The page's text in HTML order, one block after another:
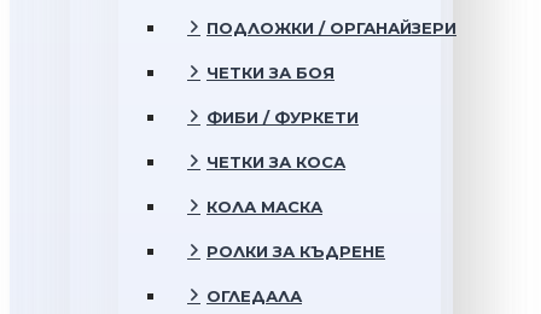
ПОДЛОЖКИ / ОРГАНАЙЗЕРИ
ЧЕТКИ ЗА БОЯ
ФИБИ / ФУРКЕТИ
ЧЕТКИ ЗА КОСА
КОЛА МАСКА
РОЛКИ ЗА КЪДРЕНЕ
ОГЛЕДАЛА